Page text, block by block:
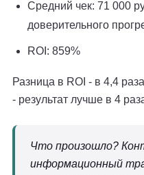
Средний чек: 71 000
доверительного
ROI: 859%
Разница в ROI - в 4,4
- результат лучше в 4
Что произошло?
информационный